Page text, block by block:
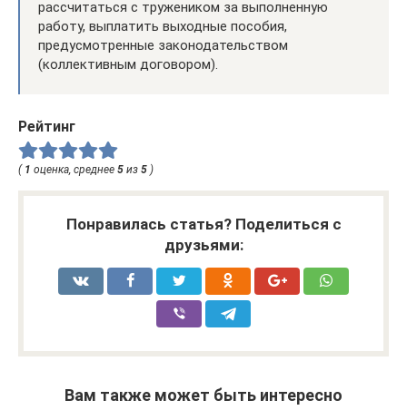
рассчитаться с тружеником за выполненную
работу, выплатить выходные пособия,
предусмотренные законодательством
(коллективным договором).
Рейтинг
( 1 оценка, среднее 5 из 5 )
Понравилась статья? Поделиться с
друзьями:
Вам также может быть интересно